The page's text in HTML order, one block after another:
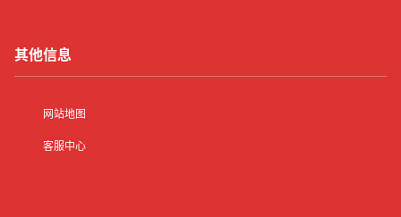
其他信息
网站地图
客服中心